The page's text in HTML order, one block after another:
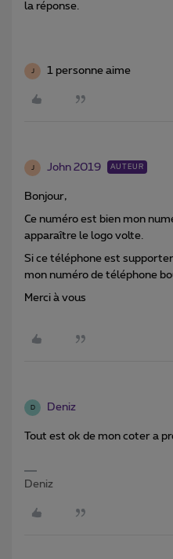
la réponse.
1 personne aime
John 2019 AUTEUR
Bonjour,
Ce numéro est bien mon
apparaître le logo volte.
Si ce téléphone est
mon numéro de téléphone
Merci à vous
D Deniz
Tout est ok de mon coter a
Deniz